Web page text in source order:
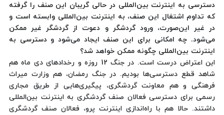
دسترسی به اینترنت بین‌المللی در حالی گریبان این صنف را گرفته
که تداوم اشتغال این صنف، به اینترنت بین‌المللی وابسته است و
در غیر این‌صورت، ورود گردشگر و دعوت از گردشگر غیر ممکن
می‌شود. چه امکانی برای این صنف ایجاد می‌شود و دسترسی به
اینترنت بین‌المللی چگونه ممکن خواهد شد؟
این اعتراض درست است. در جنگ 12 روزه و رخدادهای دی ماه هم
شاهد قطع دسترسی‌ها بودیم. در جنگ رمضان، هم وزارت میراث
فرهنگی و هم معاونت گردشگری، پیگیری‌هایی از طریق مجاری
رسمی برای دسترسی فعالان صنف گردشگری به اینترنت بین‌المللی
داشتند. حالا هم با راه‌اندازی اینترنت پرو، فعالان صنف گردشگری